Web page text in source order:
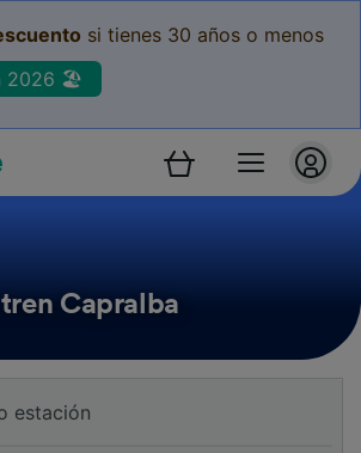
si tienes 30 años o menos
2026 🏖️
Capralba